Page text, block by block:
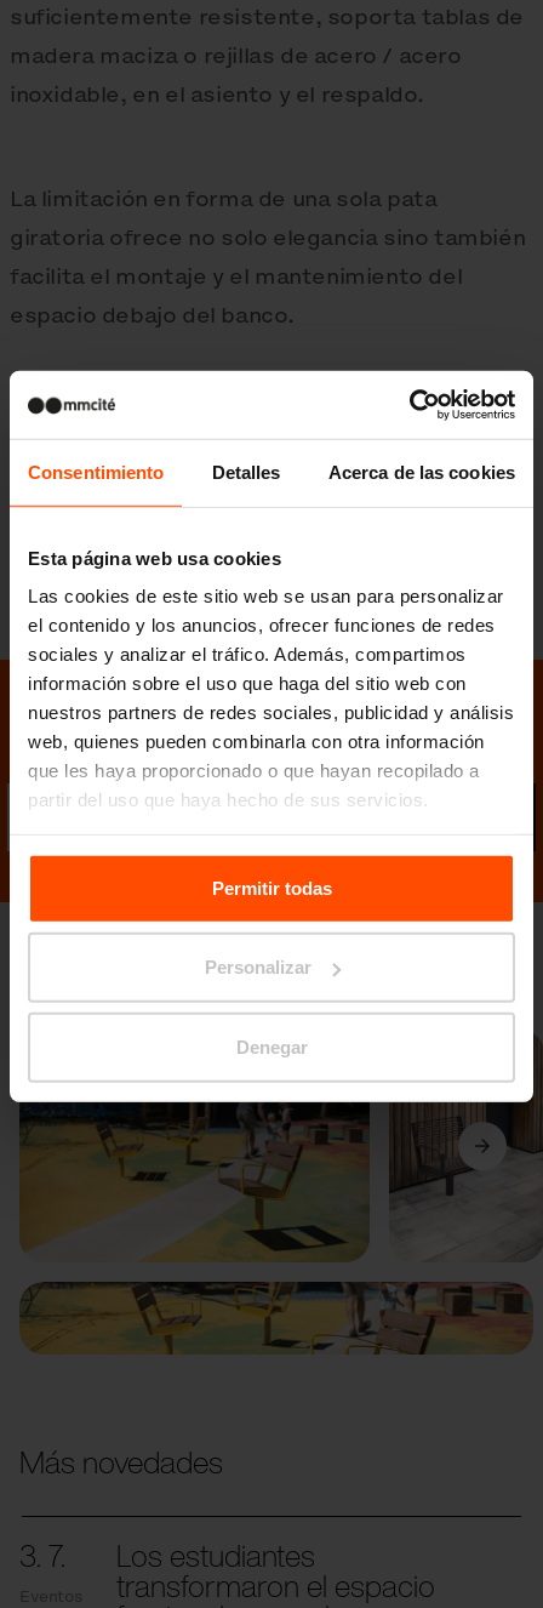
Consentimiento Detalles Acerca de las cookies
Esta página web usa cookies
Las cookies de este sitio web se usan para personalizar
el contenido y los anuncios, ofrecer funciones de redes
sociales y analizar el tráfico. Además, compartimos
información sobre el uso que haga del sitio web con
nuestros partners de redes sociales, publicidad y análisis
web, quienes pueden combinarla con otra información
que les haya proporcionado o que hayan recopilado a
partir del uso que haya hecho de sus servicios.
Para más información, visitePrinciples Relating to the
Processing Personal Data.Permitir todas
Personalizar
Denegar
suficientemente resistente, soporta tablas de
madera maciza o rejillas de acero / acero
inoxidable, en el asiento y el respaldo.
La limitación en forma de una sola pata
giratoria ofrece no solo elegancia sino también
facilita el montaje y el mantenimiento del
espacio debajo del banco.
Mantenga el contacto con nosotros
Galería de fotos
Más novedades
3. 7.
Eventos
Los estudiantes
transformaron el espacio